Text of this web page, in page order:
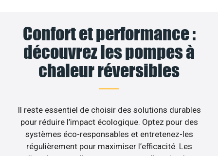
Confort et performance :
découvrez les pompes à
chaleur réversibles
Il reste essentiel de choisir des solutions durables
pour réduire l’impact écologique. Optez pour des
systèmes éco-responsables et entretenez-les
régulièrement pour maximiser l’efficacité. Les